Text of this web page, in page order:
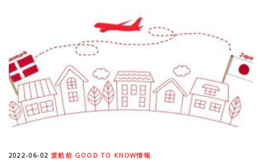
2022-06-02渡航前 GOOD TO KNOW情報